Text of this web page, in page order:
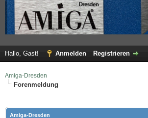
Hallo, Gast! Anmelden Registrieren
Amiga-Dresden
Forenmeldung
Amiga-Dresden